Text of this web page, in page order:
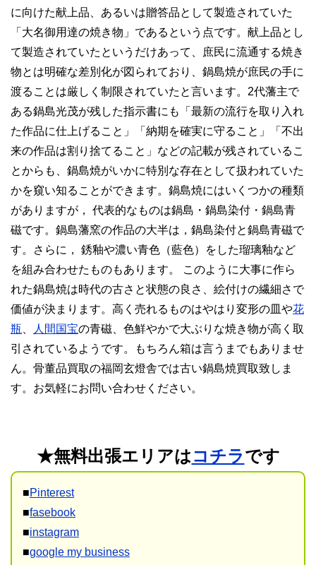
に向けた献上品、あるいは贈答品として製造されていた
「大名御用達の焼き物」であるという点です。献上品とし
て製造されていたというだけあって、庶民に流通する焼き
物とは明確な差別化が図られており、鍋島焼が庶民の手に
渡ることは厳しく制限されていたと言います。2代藩主で
ある鍋島光茂が残した指示書にも「最新の流行を取り入れ
た作品に仕上げること」「納期を確実に守ること」「不出
来の作品は割り捨てること」などの記載が残されているこ
とからも、鍋島焼がいかに特別な存在として扱われていた
かを窺い知ることができます。鍋島焼にはいくつかの種類
がありますが， 代表的なものは鍋島・鍋島染付・鍋島青
磁です。鍋島藩窯の作品の大半は，鍋島染付と鍋島青磁で
す。さらに， 銹釉や濃い青色（藍色）をした瑠璃釉など
を組み合わせたものもあります。 このように大事に作ら
れた鍋島焼は時代の古さと状態の良さ、絵付けの繊細さで
価値が決まります。高く売れるものはやはり変形の皿や花
瓶
人間国宝の青磁、色鮮やかで大ぶりな焼き物が高く取
引されているようです。もちろん箱は言うまでもありませ
ん。骨董品買取の福岡玄燈舎では古い鍋島焼買取致しま
す。お気軽にお問い合わせください。
★無料出張エリアはコチラです
■Pinterest
■fasebook
■instagram
■google my business